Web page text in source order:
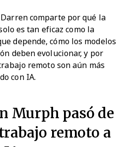
Darren comparte por qué la
es tan eficaz como la
depende, cómo los modelos
deben evolucionar, y por
remoto son aún más
con IA.
Murph pasó de
remoto a